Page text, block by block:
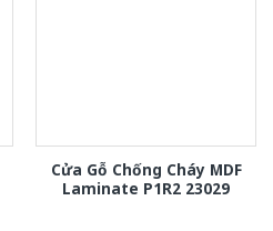
Cửa Gỗ Chống Cháy MDF
Laminate P1R2 23029